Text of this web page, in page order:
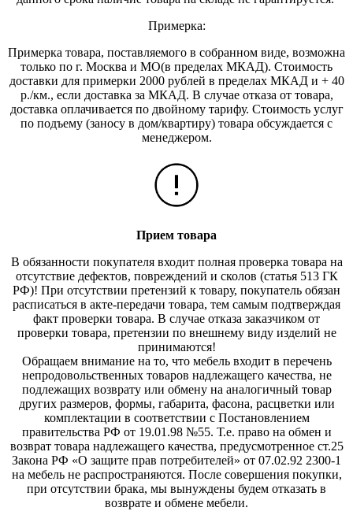
Примерка:
Примерка товара, поставляемого в собранном виде, возможна
только по г. Москва и МО(в пределах МКАД). Стоимость
доставки для примерки 2000 рублей в пределах МКАД и + 40
р./км., если доставка за МКАД. В случае отказа от товара,
доставка оплачивается по двойному тарифу. Стоимость услуг
по подъему (заносу в дом/квартиру) товара обсуждается с
менеджером.
Прием товара
В обязанности покупателя входит полная проверка товара на
отсутствие дефектов, повреждений и сколов (статья 513 ГК
РФ)! При отсутствии претензий к товару, покупатель обязан
расписаться в акте-передачи товара, тем самым подтверждая
факт проверки товара. В случае отказа заказчиком от
проверки товара, претензии по внешнему виду изделий не
принимаются!
Обращаем внимание на то, что мебель входит в перечень
непродовольственных товаров надлежащего качества, не
подлежащих возврату или обмену на аналогичный товар
других размеров, формы, габарита, фасона, расцветки или
комплектации в соответствии с Постановлением
правительства РФ от 19.01.98 №55. Т.е. право на обмен и
возврат товара надлежащего качества, предусмотренное ст.25
Закона РФ «О защите прав потребителей» от 07.02.92 2300-1
на мебель не распространяются. После совершения покупки,
при отсутствии брака, мы вынуждены будем отказать в
возврате и обмене мебели.